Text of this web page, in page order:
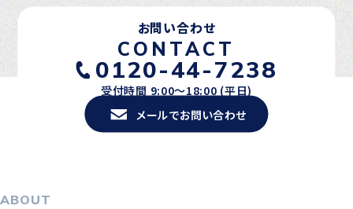
お問い合わせ
CONTACT
0120-44-7238
受付時間 9:00〜18:00 (平日)
メールでお問い合わせ
ABOUT